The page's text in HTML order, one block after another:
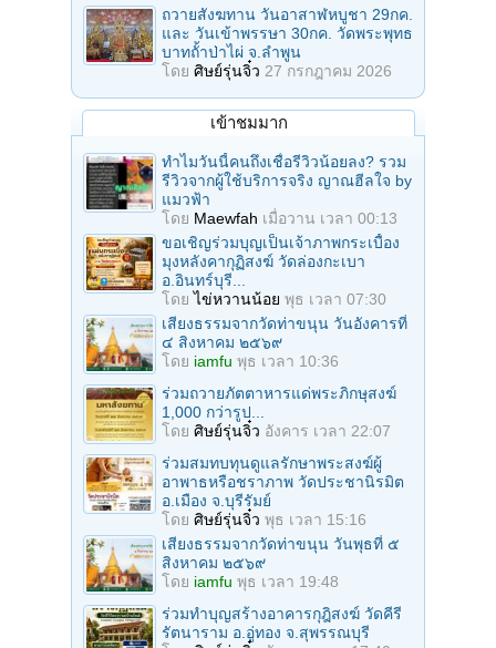
ถวายสังฆทาน วันอาสาฬหบูชา 29กค.
และ วันเข้าพรรษา 30กค. วัดพระพุทธ
บาทถั้าป่าไผ่ จ.ลําพูน
โดย ศิษย์รุ่นจิ๋ว 27 กรกฎาคม 2026
เข้าชมมาก
ทำไมวันนี้คนถึงเชื่อรีวิวน้อยลง? รวม
รีวิวจากผู้ใช้บริการจริง ญาณฮีลใจ by
แมวฟ้า
โดย Maewfah เมื่อวาน เวลา 00:13
ขอเชิญร่วมบุญเป็นเจ้าภาพกระเบื้อง
มุงหลังคากุฏิสงฆ์ วัดล่องกะเบา
อ.อินทร์บุรี...
โดยไข่หวานน้อย พุธ เวลา 07:30
เสียงธรรมจากวัดท่าขนุน วันอังคารที่
๔ สิงหาคม ๒๕๖๙
โดย iamfu พุธ เวลา 10:36
ร่วมถวายภัตตาหารแด่พระภิกษุสงฆ์
1,000 กว่ารูป...
โดย ศิษย์รุ่นจิ๋ว อังคาร เวลา 22:07
ร่วมสมทบทุนดูแลรักษาพระสงฆ์ผู้
อาพาธหรือชราภาพ วัดประชานิรมิต
อ.เมือง จ.บุรีรัมย์
โดย ศิษย์รุ่นจิ๋ว พุธ เวลา 15:16
เสียงธรรมจากวัดท่าขนุน วันพุธที่ ๕
สิงหาคม ๒๕๖๙
โดย iamfu พุธ เวลา 19:48
ร่วมทำบุญสร้างอาคารกุฎิสงฆ์ วัดคีรี
รัตนาราม อ.อู่ทอง จ.สุพรรณบุรี